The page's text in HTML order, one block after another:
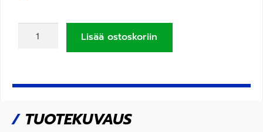
Lisää ostoskoriin
/TUOTEKUVAUS